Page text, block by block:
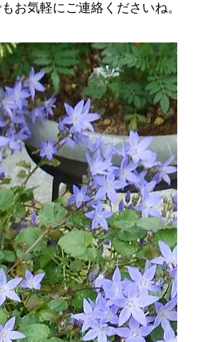
お気軽にご連絡くださいね。